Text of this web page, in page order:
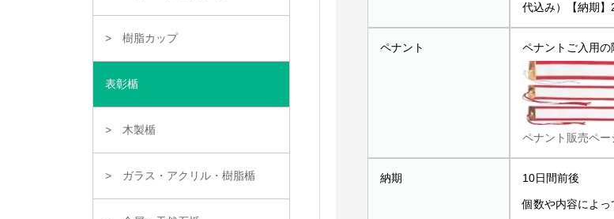
代込み）【納期】
ペナント ペナントご入用の
ペナント販売ペー
納期 10日間前後
個数や内容によっ
樹脂カップ
表彰楯
木製楯
ガラス・アクリル・樹脂楯